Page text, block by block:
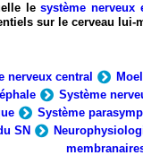
lesystème nerveux
sur le cerveau lui-
nerveux central
Système
Système
SN